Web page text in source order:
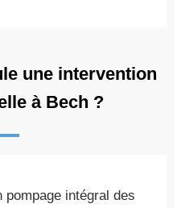
une intervention
à Bech ?
pompage intégral des